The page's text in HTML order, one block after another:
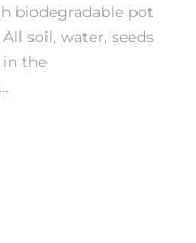
biodegradable pot
soil, water, seeds
in the